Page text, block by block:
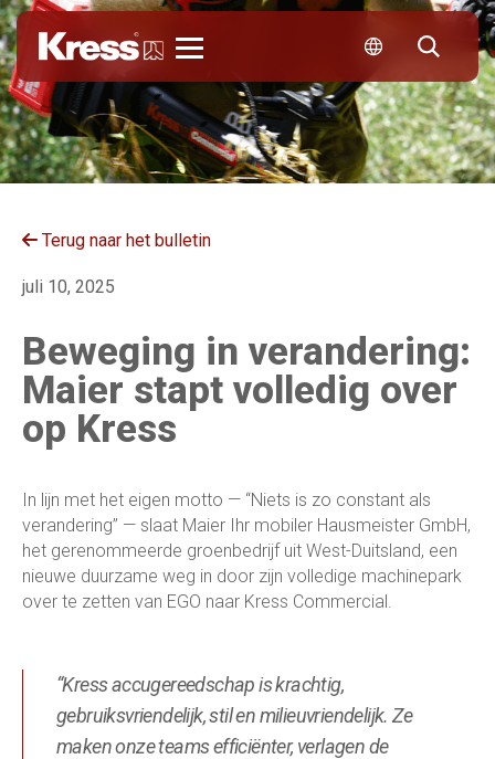
Terug naar het bulletin
juli 10, 2025
Beweging in verandering:
Maier stapt volledig over
op Kress
In lijn met het eigen motto — “Niets is zo constant als
verandering” — slaat Maier Ihr mobiler Hausmeister GmbH,
het gerenommeerde groenbedrijf uit West-Duitsland, een
nieuwe duurzame weg in door zijn volledige machinepark
over te zetten van EGO naar Kress Commercial.
“Kress accugereedschap is krachtig,
gebruiksvriendelijk, stil en milieuvriendelijk. Ze
maken onze teams efficiënter, verlagen de